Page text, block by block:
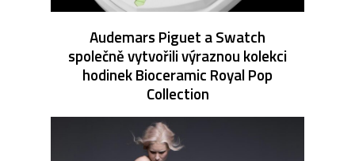
Audemars Piguet a Swatch
společně vytvořili výraznou kolekci
hodinek Bioceramic Royal Pop
Collection